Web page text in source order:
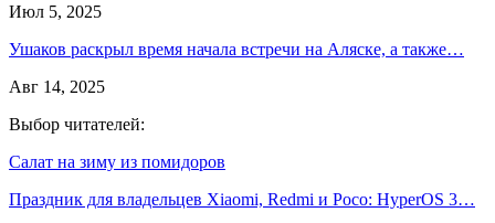
Июл 5, 2025
Ушаков раскрыл время начала встречи на Аляске, а также…
Авг 14, 2025
Выбор читателей:
Салат на зиму из помидоров
Праздник для владельцев Xiaomi, Redmi и Poco: HyperOS 3…